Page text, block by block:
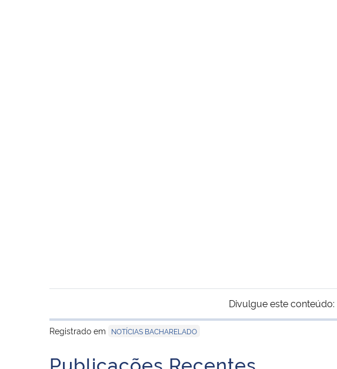
Divulgue este conteúdo:
Registrado em
NOTÍCIAS BACHARELADO
Publicações Recentes